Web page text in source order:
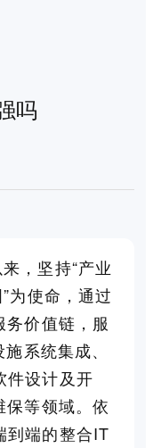
吗
，坚持“产业
为使命，通过
价值链，服
系统集成、
件设计及开
等领域。依
到端的整合IT